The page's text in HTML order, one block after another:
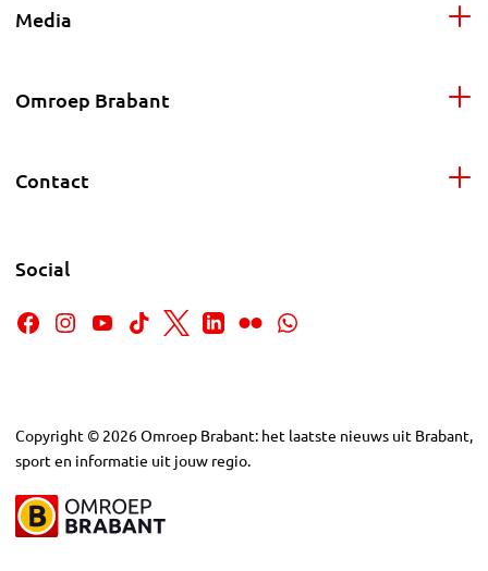
Media
Omroep Brabant
Contact
Social
Copyright © 2026Omroep Brabant: het laatste nieuws uit Brabant,
sport en informatie uit jouw regio.